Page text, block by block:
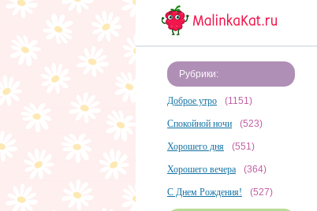
Рубрики:
Доброе утро (1151)
Спокойной ночи (523)
Хорошего дня (551)
Хорошего вечера (364)
С Днем Рождения! (527)